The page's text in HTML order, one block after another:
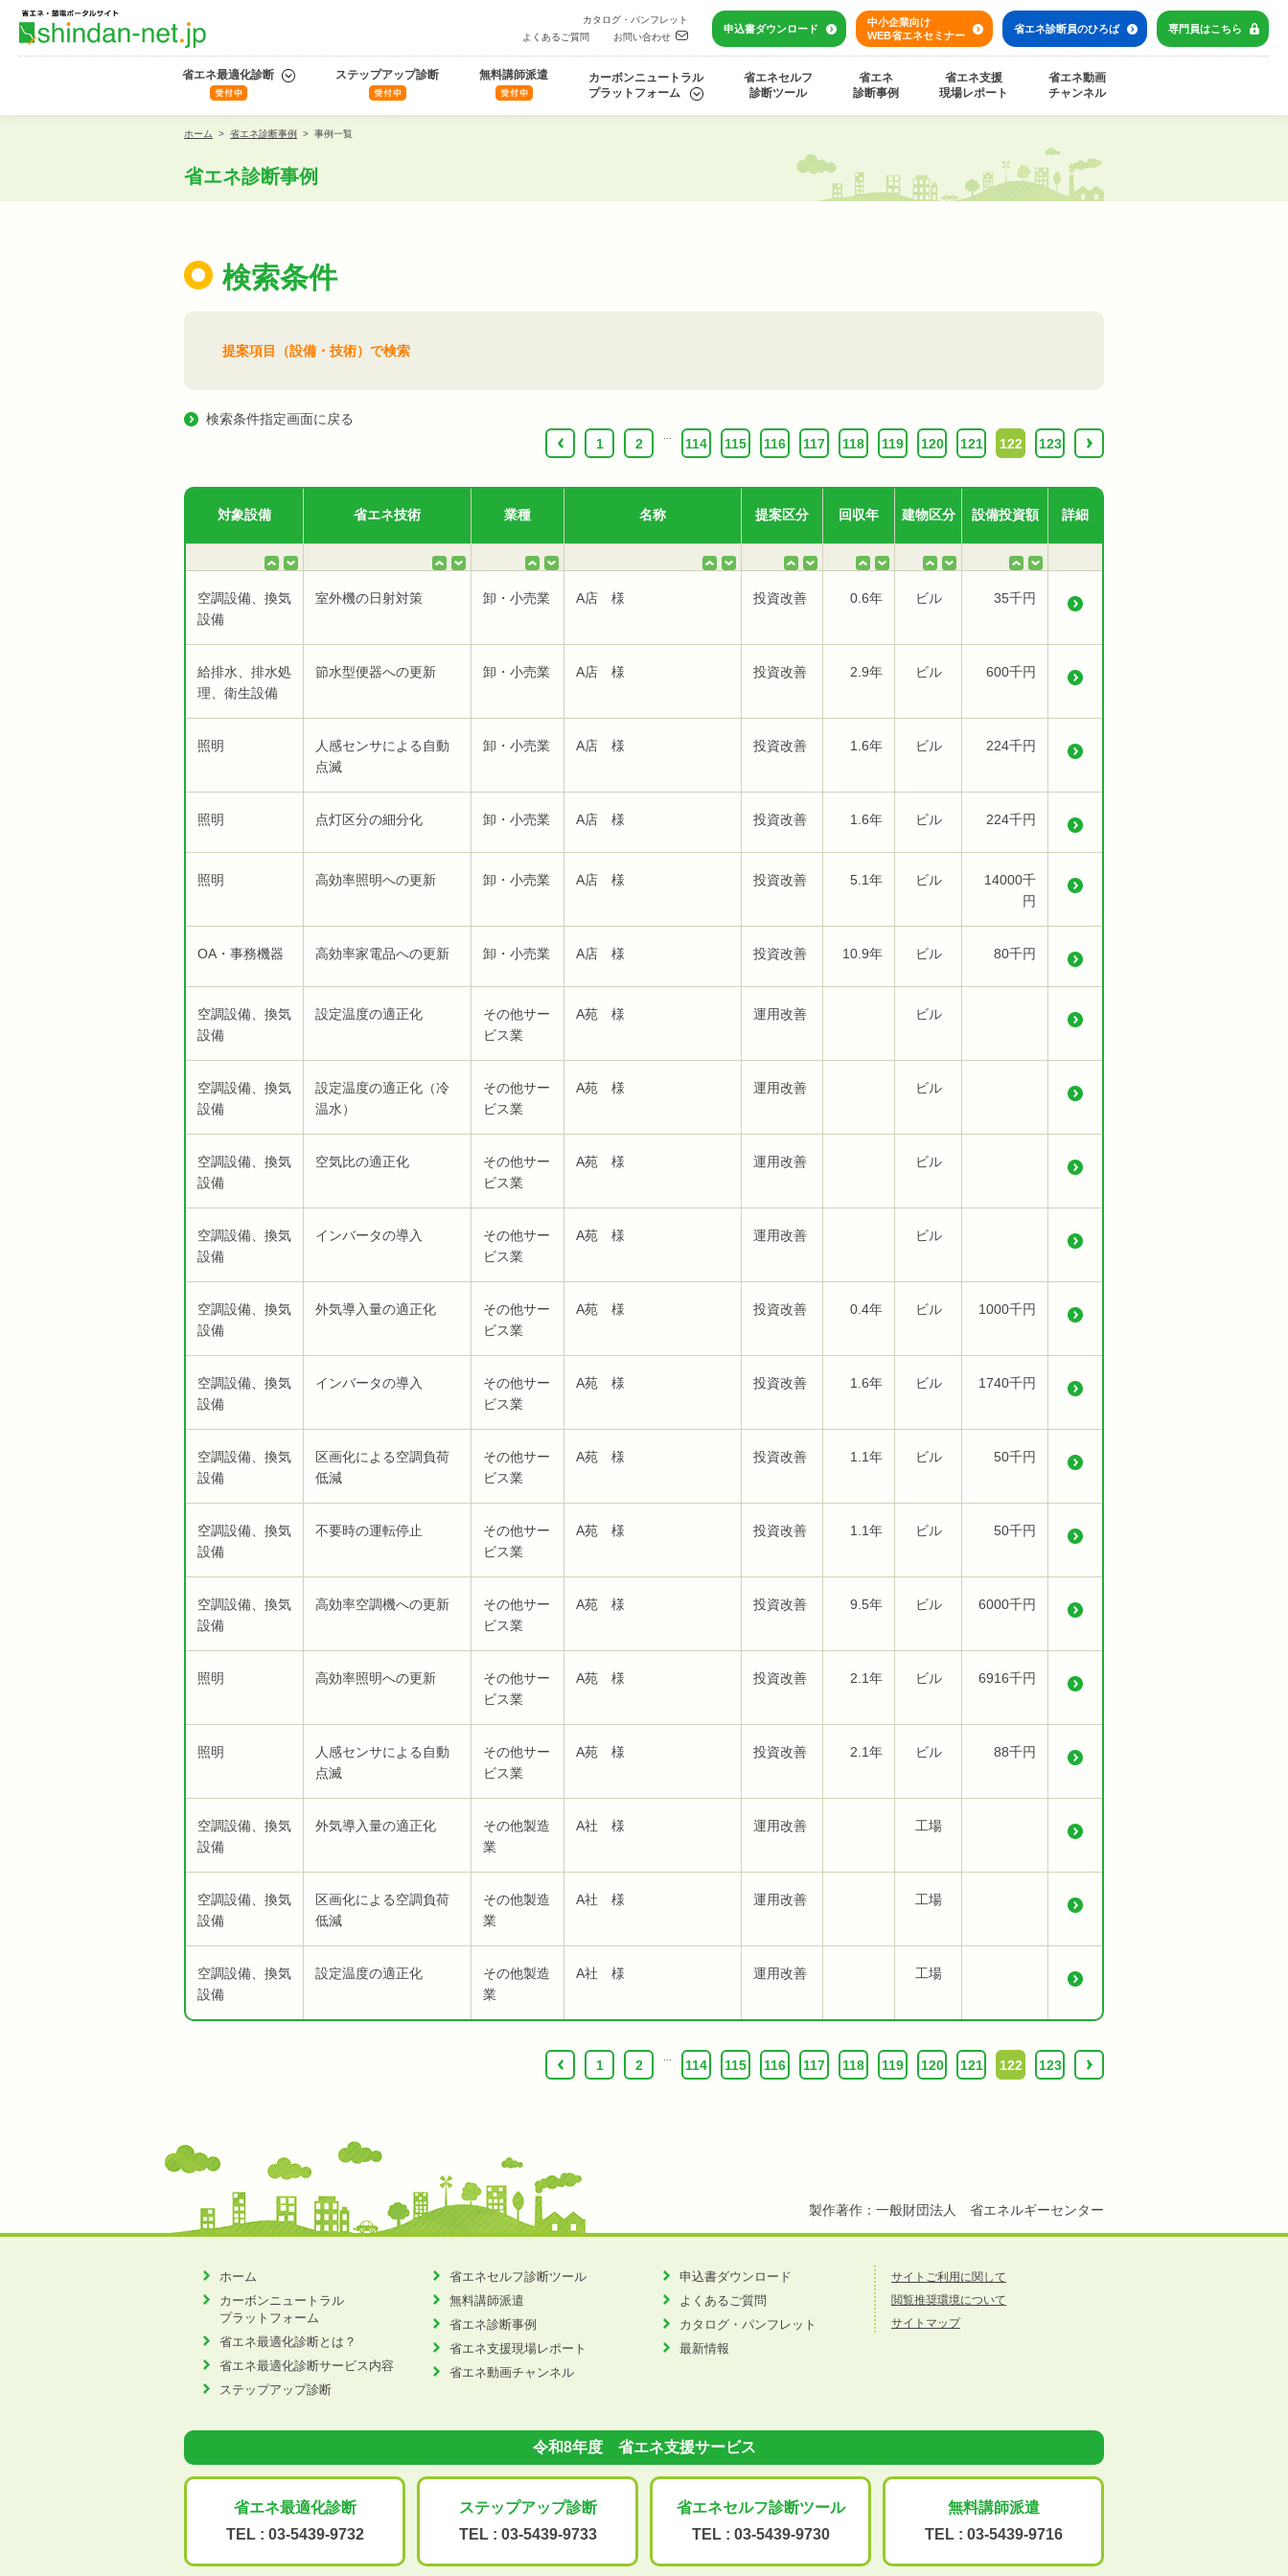
カタログ・パンフレット
よくあるご質問
お問い合わせ
申込書ダウンロード
中小企業向け
WEB省エネセミナー
省エネ診断員のひろば 専門員はこちら
省エネ最適化診断 ステップアップ診断 無料講師派遣
カーボンニュートラル
プラットフォーム
省エネセルフ
診断ツール
省エネ
診断事例
省エネ支援
現場レポート
省エネ動画
チャンネル
ホーム > 省エネ診断事例 > 事例一覧
省エネ診断事例
検索条件
提案項目（設備・技術）で検索
検索条件指定画面に戻る
‹
1 2 114 115 116 117 118 119 120 121 122 123 ›
対象設備 省エネ技術 業種 名称 提案区分 回収年 建物区分 設備投資額 詳細
空調設備、換気
設備
室外機の日射対策 卸・小売業 A店 様 投資改善 0.6年 ビル 35千円
給排水、排水処
理、衛生設備
節水型便器への更新 卸・小売業 A店 様 投資改善 2.9年 ビル 600千円
照明
人感センサによる自動
点滅
卸・小売業 A店 様 投資改善 1.6年 ビル 224千円
照明 点灯区分の細分化 卸・小売業 A店 様 投資改善 1.6年 ビル 224千円
照明 高効率照明への更新 卸・小売業 A店 様 投資改善 5.1年 ビル
14000千
円
OA・事務機器 高効率家電品への更新 卸・小売業 A店 様 投資改善 10.9年 ビル 80千円
空調設備、換気
設備
設定温度の適正化
その他サー
ビス業
A苑 様 運用改善 ビル
空調設備、換気
設備
設定温度の適正化（冷
温水）
その他サー
ビス業
A苑 様 運用改善 ビル
空調設備、換気
設備
空気比の適正化
その他サー
ビス業
A苑 様 運用改善 ビル
空調設備、換気
設備
インバータの導入
その他サー
ビス業
A苑 様 運用改善 ビル
空調設備、換気
設備
外気導入量の適正化
その他サー
ビス業
A苑 様 投資改善 0.4年 ビル 1000千円
空調設備、換気
設備
インバータの導入
その他サー
ビス業
A苑 様 投資改善 1.6年 ビル 1740千円
空調設備、換気
設備
区画化による空調負荷
低減
その他サー
ビス業
A苑 様 投資改善 1.1年 ビル 50千円
空調設備、換気
設備
不要時の運転停止
その他サー
ビス業
A苑 様 投資改善 1.1年 ビル 50千円
空調設備、換気
設備
高効率空調機への更新
その他サー
ビス業
A苑 様 投資改善 9.5年 ビル 6000千円
照明 高効率照明への更新
その他サー
ビス業
A苑 様 投資改善 2.1年 ビル 6916千円
照明
人感センサによる自動
点滅
その他サー
ビス業
A苑 様 投資改善 2.1年 ビル 88千円
空調設備、換気
設備
外気導入量の適正化
その他製造
業
A社 様 運用改善 工場
空調設備、換気
設備
区画化による空調負荷
低減
その他製造
業
A社 様 運用改善 工場
空調設備、換気
設備
設定温度の適正化
その他製造
業
A社 様 運用改善 工場
‹ 1 2 114 115 116 117 118 119 120 121 122 123 ›
製作著作：一般財団法人 省エネルギーセンター
ホーム
カーボンニュートラル
プラットフォーム
省エネ最適化診断とは？
省エネ最適化診断サービス内容
ステップアップ診断
省エネセルフ診断ツール
無料講師派遣
省エネ診断事例
省エネ支援現場レポート
省エネ動画チャンネル
申込書ダウンロード
よくあるご質問
カタログ・パンフレット
最新情報
サイトご利用に関して
閲覧推奨環境について
サイトマップ
令和8年度 省エネ支援サービス
省エネ最適化診断
TEL : 03-5439-9732
ステップアップ診断
TEL : 03-5439-9733
省エネセルフ診断ツール
TEL : 03-5439-9730
無料講師派遣
TEL : 03-5439-9716